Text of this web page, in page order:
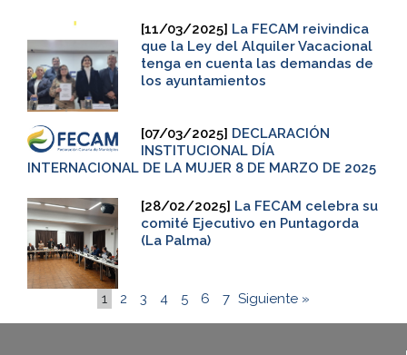
[11/03/2025] La FECAM reivindica
que la Ley del Alquiler Vacacional
tenga en cuenta las demandas de
los ayuntamientos
[07/03/2025] DECLARACIÓN
INSTITUCIONAL DÍA
INTERNACIONAL DE LA MUJER 8 DE MARZO DE 2025
[28/02/2025] La FECAM celebra su
comité Ejecutivo en Puntagorda
(La Palma)
1 2 3 4 5 6 7 Siguiente »